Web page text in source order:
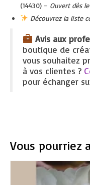
(14430) – Ouvert dès
Découvrez la liste
Avis aux
boutique de
vous souhaitez
à vos clientes ?
pour échanger
Vous pourriez